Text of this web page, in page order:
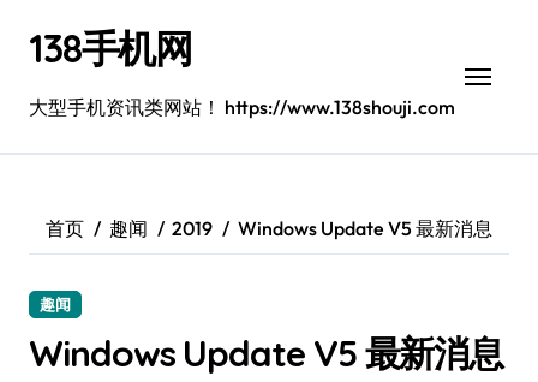
138手机网
大型手机资讯类网站！ https://www.138shouji.com
首页 趣闻 2019 Windows Update V5 最新消息
趣闻
Windows Update V5 最新消息